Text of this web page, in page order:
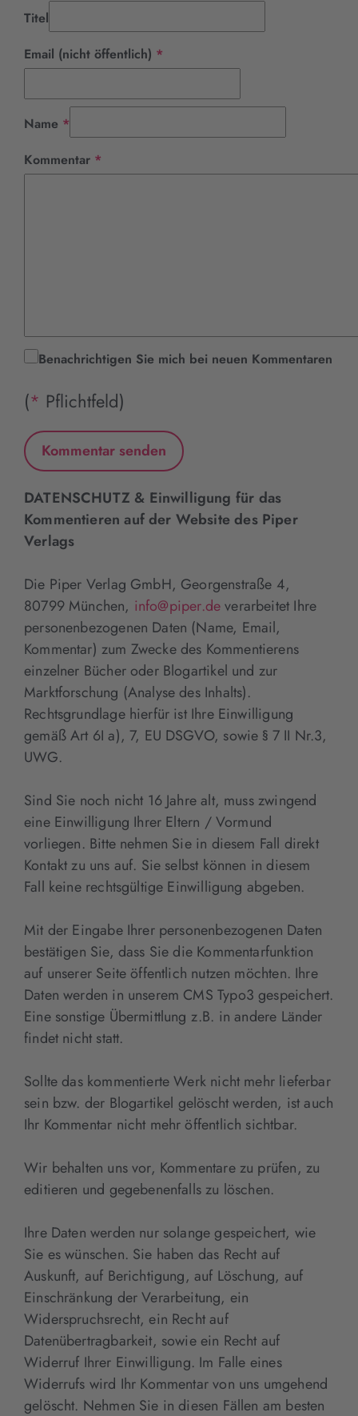
Titel
Email (nicht öffentlich) *
Name *
Kommentar *
Benachrichtigen Sie mich bei neuen Kommentaren
(* Pflichtfeld)
DATENSCHUTZ & Einwilligung für das
Kommentieren auf der Website des Piper
Verlags
Die Piper Verlag GmbH, Georgenstraße 4,
80799 München, info@piper.deverarbeitet Ihre
personenbezogenen Daten (Name, Email,
Kommentar) zum Zwecke des Kommentierens
einzelner Bücher oder Blogartikel und zur
Marktforschung (Analyse des Inhalts).
Rechtsgrundlage hierfür ist Ihre Einwilligung
gemäß Art 6I a), 7, EU DSGVO, sowie § 7 II Nr.3,
UWG.
Sind Sie noch nicht 16 Jahre alt, muss zwingend
eine Einwilligung Ihrer Eltern / Vormund
vorliegen. Bitte nehmen Sie in diesem Fall direkt
Kontakt zu uns auf. Sie selbst können in diesem
Fall keine rechtsgültige Einwilligung abgeben.
Mit der Eingabe Ihrer personenbezogenen Daten
bestätigen Sie, dass Sie die Kommentarfunktion
auf unserer Seite öffentlich nutzen möchten. Ihre
Daten werden in unserem CMS Typo3 gespeichert.
Eine sonstige Übermittlung z.B. in andere Länder
findet nicht statt.
Sollte das kommentierte Werk nicht mehr lieferbar
sein bzw. der Blogartikel gelöscht werden, ist auch
Ihr Kommentar nicht mehr öffentlich sichtbar.
Wir behalten uns vor, Kommentare zu prüfen, zu
editieren und gegebenenfalls zu löschen.
Ihre Daten werden nur solange gespeichert, wie
Sie es wünschen. Sie haben das Recht auf
Auskunft, auf Berichtigung, auf Löschung, auf
Einschränkung der Verarbeitung, ein
Widerspruchsrecht, ein Recht auf
Datenübertragbarkeit, sowie ein Recht auf
Widerruf Ihrer Einwilligung. Im Falle eines
Widerrufs wird Ihr Kommentar von uns umgehend
gelöscht. Nehmen Sie in diesen Fällen am besten